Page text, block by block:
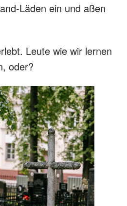
Läden ein und aßen
Leute wie wir lernen
oder?